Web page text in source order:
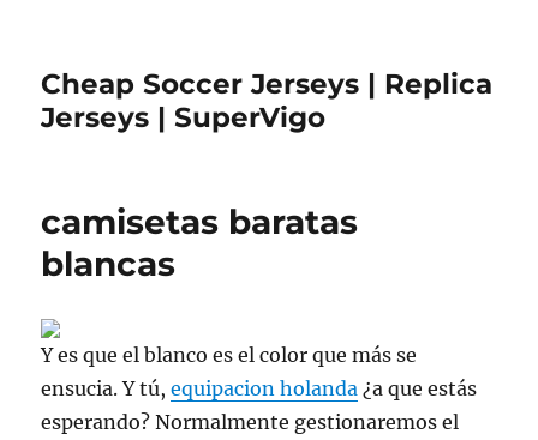
Cheap Soccer Jerseys | Replica
Jerseys | SuperVigo
camisetas baratas
blancas
Y es que el blanco es el color que más se
ensucia. Y tú,equipacion holanda ¿a que estás
esperando? Normalmente gestionaremos el